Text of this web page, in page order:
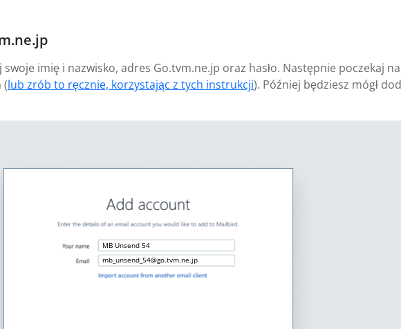
imię i nazwisko, adres Go.tvm.ne.jp oraz hasło. Następnie poczekaj na
(lub zrób to ręcznie, korzystając z tych instrukcji). Później będziesz mógł
MB Unsend 54
mb_unsend_54@go.tvm.ne.jp